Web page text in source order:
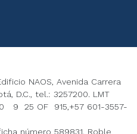
NAOS, Avenida Carrera
D.C., tel.: 3257200. LMT
9 25 OF 915,+57 601-3557-
ficha número 589831, Roble